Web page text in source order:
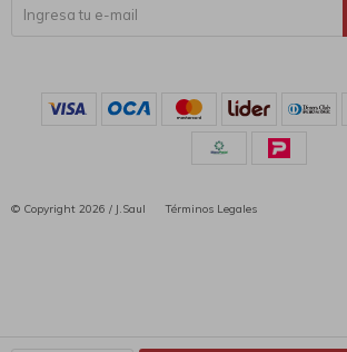
© Copyright 2026 / J.Saul Términos Legales